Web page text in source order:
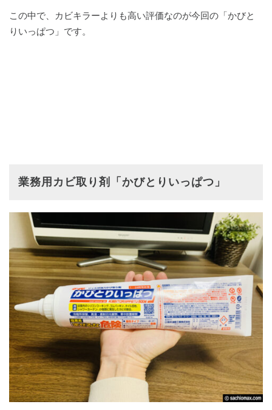
この中で、カビキラーよりも高い評価なのが今回の「かびと
りいっぱつ」です。
業務用カビ取り剤「かびとりいっぱつ」